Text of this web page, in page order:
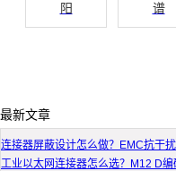
阳
谱
最新文章
连接器屏蔽设计怎么做？EMC抗干
工业以太网连接器怎么选？M12 D